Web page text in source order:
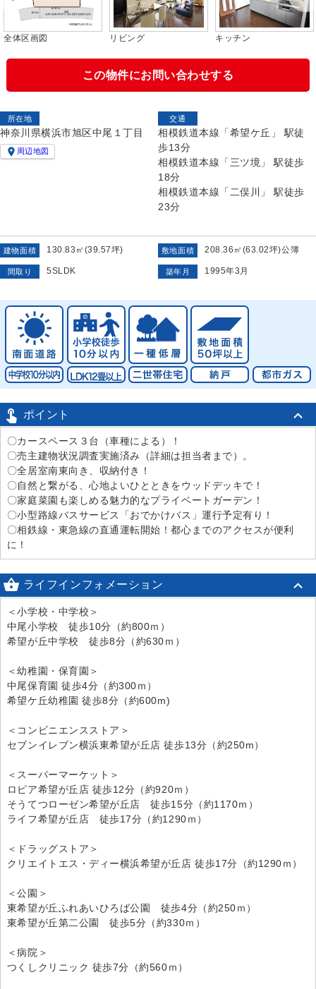
全体区画図 リビング キッチン
この物件にお問い合わせする
所在地
神奈川県横浜市旭区中尾１丁目
 周辺地図
交通
相模鉄道本線「希望ケ丘」 駅徒
歩13分
相模鉄道本線「三ツ境」 駅徒歩
18分
相模鉄道本線「二俣川」 駅徒歩
23分
建物面積 130.83㎡(39.57坪) 敷地面積 208.36㎡(63.02坪)公簿
間取り 5SLDK 築年月 1995年3月
 ポイント
〇カースペース３台（車種による）！
〇売主建物状況調査実施済み（詳細は担当者まで）。
〇全居室南東向き、収納付き！
〇自然と繋がる、心地よいひとときをウッドデッキで！
〇家庭菜園も楽しめる魅力的なプライベートガーデン！
〇小型路線バスサービス「おでかけバス」運行予定有り！
〇相鉄線・東急線の直通運転開始！都心までのアクセスが便利
に！
 ライフインフォメーション
＜小学校・中学校＞
中尾小学校 徒歩10分（約800ｍ）
希望が丘中学校 徒歩8分（約630ｍ）
＜幼稚園・保育園＞
中尾保育園 徒歩4分（約300ｍ）
希望ケ丘幼稚園 徒歩8分（約600m)
＜コンビニエンスストア＞
セブンイレブン横浜東希望が丘店 徒歩13分（約250m）
＜スーパーマーケット＞
ロピア希望が丘店 徒歩12分（約920ｍ）
そうてつローゼン希望が丘店 徒歩15分（約1170ｍ）
ライフ希望が丘店 徒歩17分（約1290ｍ）
＜ドラッグストア＞
クリエイトエス・ディー横浜希望が丘店 徒歩17分（約1290ｍ）
＜公園＞
東希望が丘ふれあいひろば公園 徒歩4分（約250ｍ）
東希望が丘第二公園 徒歩5分（約330ｍ）
＜病院＞
つくしクリニック 徒歩7分（約560ｍ）